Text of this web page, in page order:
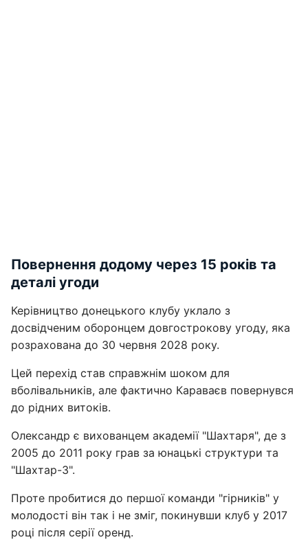
Повернення додому через 15 років та
деталі угоди
Керівництво донецького клубу уклало з
досвідченим оборонцем довгострокову угоду, яка
розрахована до 30 червня 2028 року.
Цей перехід став справжнім шоком для
вболівальників, але фактично Караваєв повернувся
до рідних витоків.
Олександр є вихованцем академії "Шахтаря", де з
2005 до 2011 року грав за юнацькі структури та
"Шахтар-3".
Проте пробитися до першої команди "гірників" у
молодості він так і не зміг, покинувши клуб у 2017
році після серії оренд.